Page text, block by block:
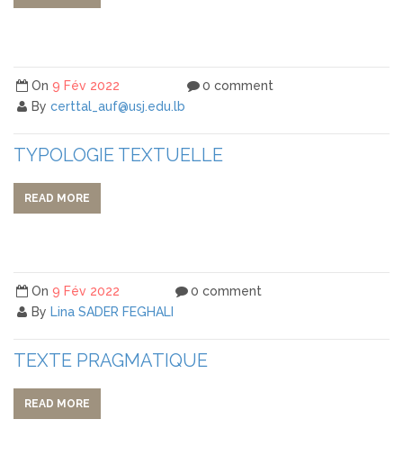
On 9 Fév 2022
By certtal_auf@usj.edu.lb
0 comment
TYPOLOGIE TEXTUELLE
READ MORE
On 9 Fév 2022
By Lina SADER FEGHALI
0 comment
TEXTE PRAGMATIQUE
READ MORE